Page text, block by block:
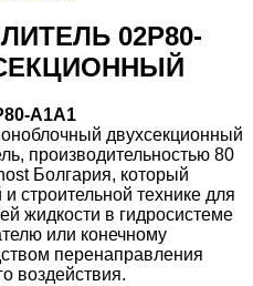
02Р80-
A1А1
двухсекционный
производительностью 80
Болгария, который
строительной технике для
жидкости в гидросистеме
или конечному
перенаправления
воздействия.